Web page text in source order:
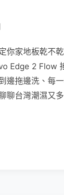
你家地板乾不
Edge 2 Flow
邊拖邊洗、每
聊台灣潮濕又